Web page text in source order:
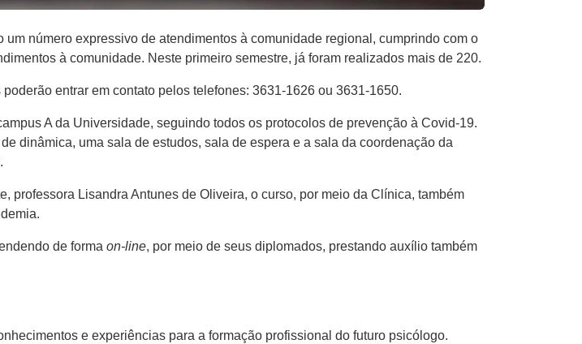
número expressivo de atendimentos à comunidade regional, cumprindo com o
à comunidade. Neste primeiro semestre, já foram realizados mais de 220.
entrar em contato pelos telefones: 3631-1626 ou 3631-1650.
A da Universidade, seguindo todos os protocolos de prevenção à Covid-19.
dinâmica, uma sala de estudos, sala de espera e a sala da coordenação da
Lisandra Antunes de Oliveira, o curso, por meio da Clínica, também
de forma on-line, por meio de seus diplomados, prestando auxílio também
e experiências para a formação profissional do futuro psicólogo.